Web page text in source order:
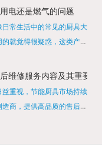
能满足多样化的烹饪需
电还是燃气的问题
常生活中的常见的厨具大
就觉得很疑惑，这类产品
说，真被大家猜对了，这
维修服务内容及其重要性
重视，节能厨具市场持续
商，提供高品质的售后维